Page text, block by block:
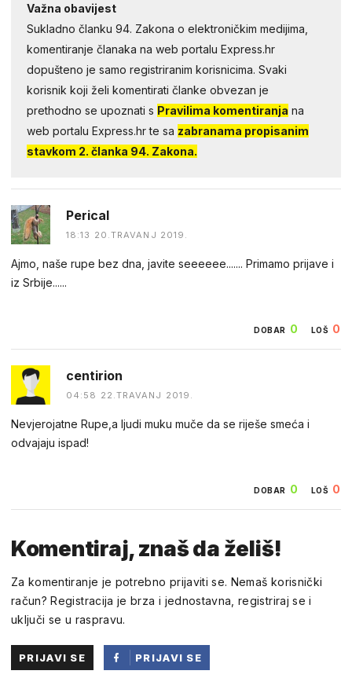
Važna obavijest
Sukladno članku 94. Zakona o elektroničkim medijima,
komentiranje članaka na web portalu Express.hr
dopušteno je samo registriranim korisnicima. Svaki
korisnik koji želi komentirati članke obvezan je
prethodno se upoznati s Pravilima komentiranja na
web portalu Express.hr te sa zabranama propisanim
stavkom 2. članka 94. Zakona.
Perical
18:13 20.TRAVANJ 2019.
Ajmo, naše rupe bez dna, javite seeeeee....... Primamo prijave i
iz Srbije......
DOBAR 0 LOŠ 0
centirion
04:58 22.TRAVANJ 2019.
Nevjerojatne Rupe,a ljudi muku muče da se riješe smeća i
odvajaju ispad!
DOBAR 0 LOŠ 0
Komentiraj, znaš da želiš!
Za komentiranje je potrebno prijaviti se. Nemaš korisnički
račun? Registracija je brza i jednostavna, registriraj se i
uključi se u raspravu.
PRIJAVI SE
PRIJAVI SE